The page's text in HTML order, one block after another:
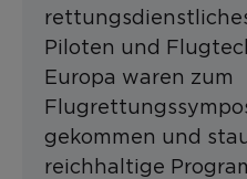
Piloten und
Europa waren zum
gekommen und
reichhaltige